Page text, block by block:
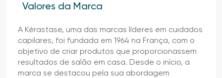
Valores da Marca
A Kérastase, uma das marcas líderes em cuidados
capilares, foi fundada em 1964 na França, com o
objetivo de criar produtos que proporcionassem
resultados de salão em casa. Desde o início, a
marca se destacou pela sua abordagem